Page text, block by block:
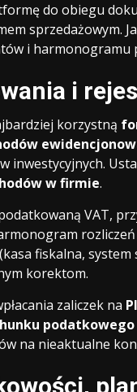
do obiegu
sprzedażowym.
i harmonogramu
i
korzystną
w firmie.
VAT,
fiskalna,
korektom.
zaliczek na
podatkowego
na nieaktualne